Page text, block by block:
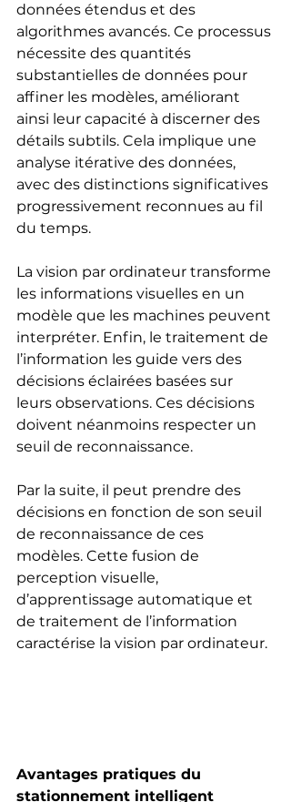
données étendus et des
algorithmes avancés. Ce processus
nécessite des quantités
substantielles de données pour
affiner les modèles, améliorant
ainsi leur capacité à discerner des
détails subtils. Cela implique une
analyse itérative des données,
avec des distinctions significatives
progressivement reconnues au fil
du temps.
La vision par ordinateur transforme
les informations visuelles en un
modèle que les machines peuvent
interpréter. Enfin, le traitement de
l’information les guide vers des
décisions éclairées basées sur
leurs observations. Ces décisions
doivent néanmoins respecter un
seuil de reconnaissance.
Par la suite, il peut prendre des
décisions en fonction de son seuil
de reconnaissance de ces
modèles. Cette fusion de
perception visuelle,
d’apprentissage automatique et
de traitement de l’information
caractérise la vision par ordinateur.
Avantages pratiques du
stationnement intelligent